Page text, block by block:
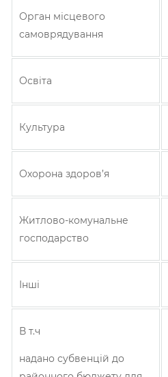
Орган місцевого
самоврядування
Освіта
Культура
Охорона здоров’я
Житлово-комунальне
господарство
Інші
В т.ч
надано субвенцій до